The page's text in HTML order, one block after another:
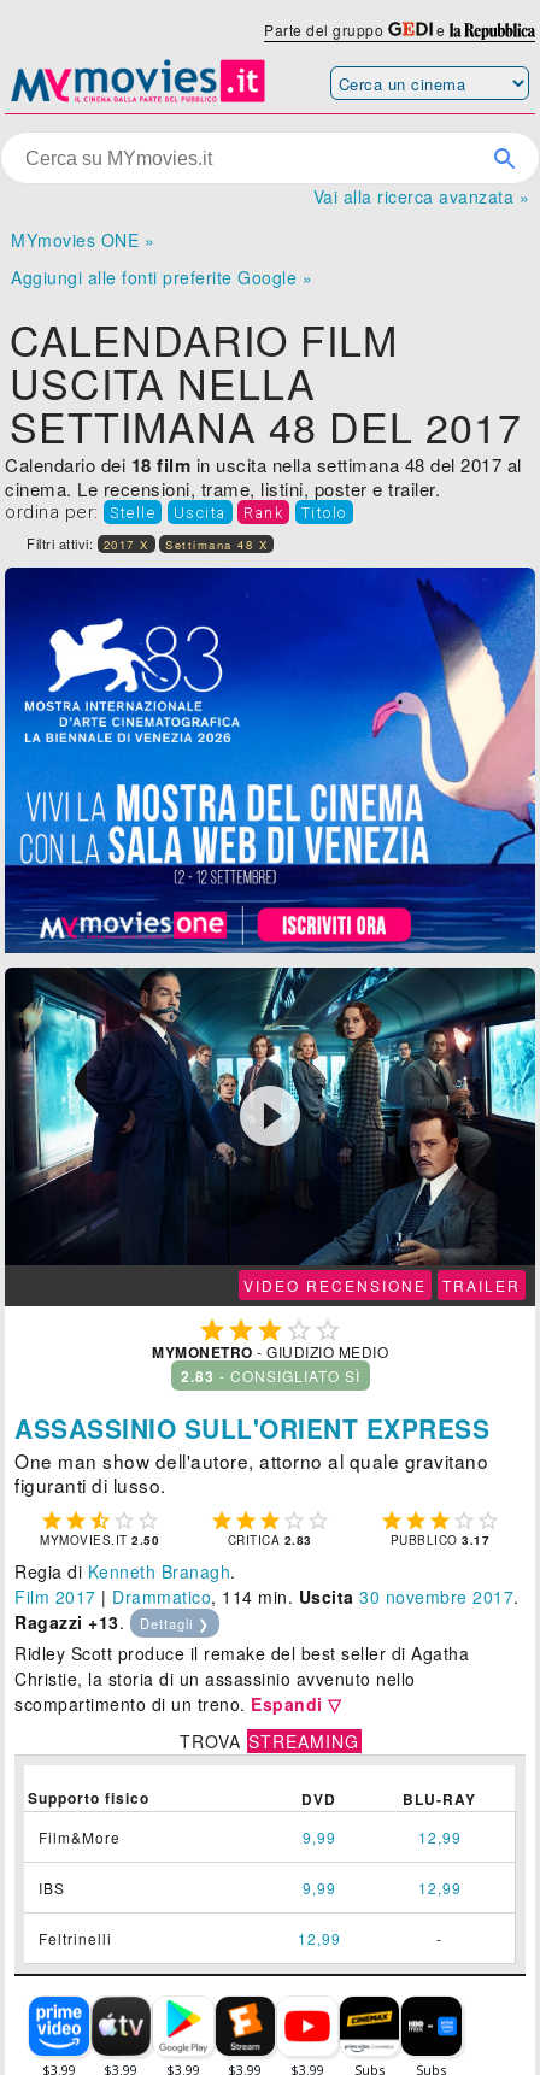
Parte del gruppo e
Vai alla ricerca avanzata »
MYmovies ONE »
Aggiungi alle fonti preferite Google »
CALENDARIO FILM
USCITA NELLA
SETTIMANA 48 DEL 2017
Calendario dei 18 film in uscita nella settimana 48 del 2017 al
cinema. Le recensioni, trame, listini, poster e trailer.
ordina per: Stelle Uscita Rank Titolo
Filtri attivi: 2017 X Settimana 48 X

VIDEO RECENSIONE TRAILER
  
MYMONETRO - GIUDIZIO MEDIO
2.83 - CONSIGLIATO SÌ
ASSASSINIO SULL'ORIENT EXPRESS
One man show dell'autore, attorno al quale gravitano
figuranti di lusso.
    
MYMOVIES.IT2.50
    
CRITICA 2.83
    
PUBBLICO3.17
Regia di Kenneth Branagh.
Film 2017 | Drammatico, 114 min. Uscita 30 novembre 2017.
Ragazzi +13. Dettagli ❯
Ridley Scott produce il remake del best seller di Agatha
Christie, la storia di un assassinio avvenuto nello
scompartimento di un treno. Espandi ▽
TROVA STREAMING
Supporto fisico DVD BLU-RAY
Film&More 9,99 12,99
IBS 9,99 12,99
Feltrinelli 12,99 -